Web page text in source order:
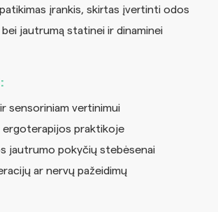
įrankis, skirtas įvertinti odos
jautrumą statinei ir dinaminei
sensoriniam vertinimui
ergoterapijos praktikoje
jautrumo pokyčių stebėsenai
ar nervų pažeidimų